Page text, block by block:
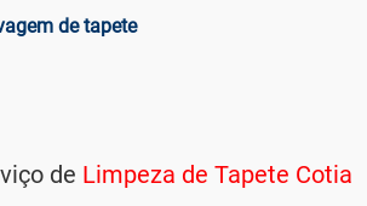
de tapete
de Limpeza de Tapete Cotia